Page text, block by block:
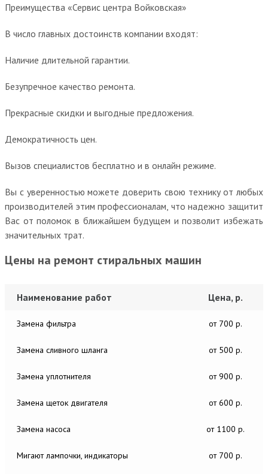
Преимущества «Сервис центра Войковская»
В число главных достоинств компании входят:
Наличие длительной гарантии.
Безупречное качество ремонта.
Прекрасные скидки и выгодные предложения.
Демократичность цен.
Вызов специалистов бесплатно и в онлайн режиме.
Вы с уверенностью можете доверить свою технику от любых
производителей этим профессионалам, что надежно защитит
Вас от поломок в ближайшем будущем и позволит избежать
значительных трат.
Цены на ремонт стиральных машин
Наименование работ Цена, р.
Замена фильтра от 700 р.
Замена сливного шланга от 500 р.
Замена уплотнителя от 900 р.
Замена щеток двигателя от 600 р.
Замена насоса от 1100 р.
Мигают лампочки, индикаторы от 700 р.